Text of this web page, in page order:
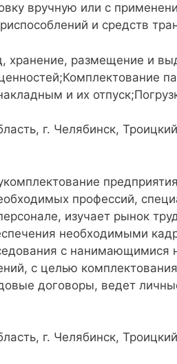
вручную или с
и средств
хранение, размещение и
и их
г. Челябинск,
профессий,
изучает рынок
необходимыми
с нанимающимися
с целью
договоры, ведет
г. Челябинск,